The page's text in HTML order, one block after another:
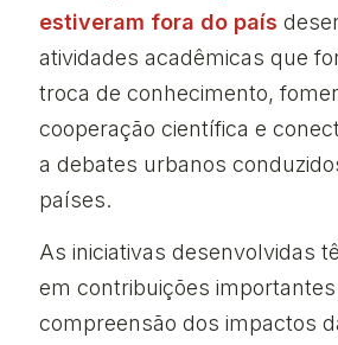
estiveram fora do país
atividades acadêmicas que
troca de conhecimento,
cooperação científica e
a debates urbanos
países.
As iniciativas desenvolvidas
em contribuições importantes
compreensão dos impactos